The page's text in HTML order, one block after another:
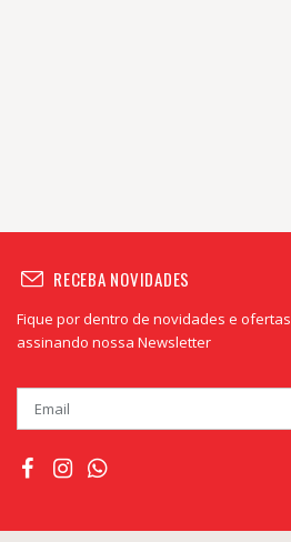
RECEBA NOVIDADES
Fique por dentro de novidades e ofertas
assinando nossa Newsletter